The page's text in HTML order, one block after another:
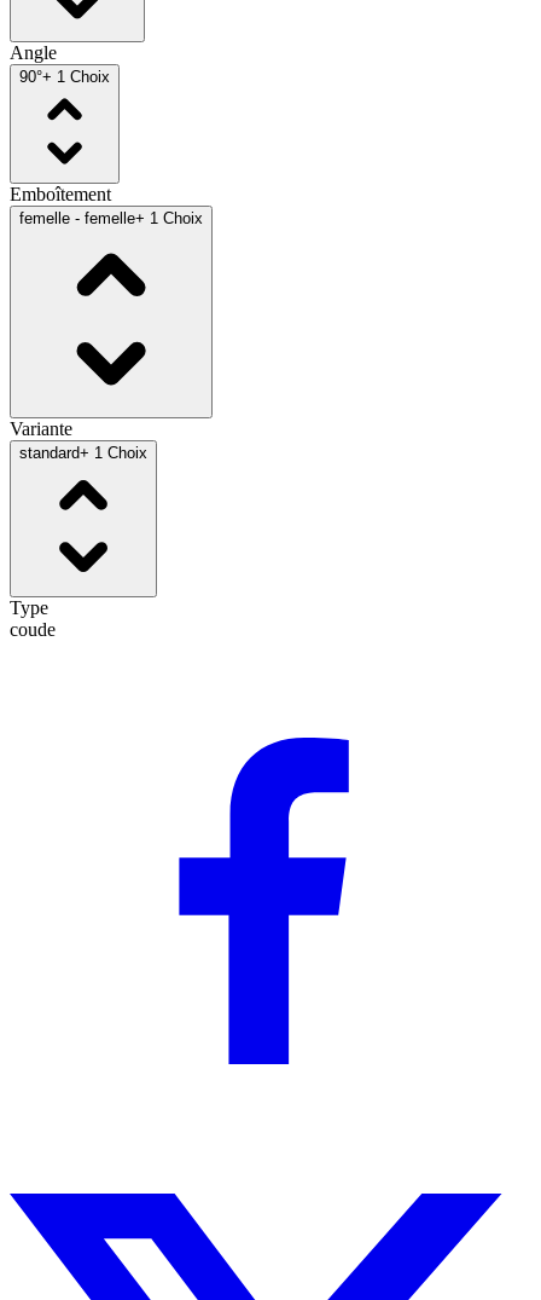
Angle
90°+ 1 Choix
Emboîtement
femelle - femelle+ 1 Choix
Variante
standard+ 1 Choix
Type
coude